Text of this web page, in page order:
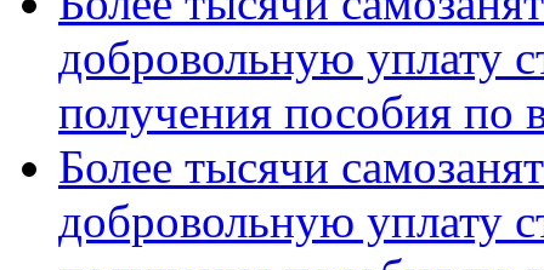
добровольную уплату
получения пособия по
Более тысячи
добровольную уплату